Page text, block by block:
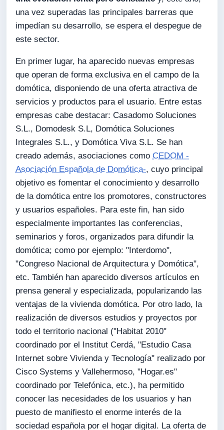
una vez superadas las principales barreras que
impedían su desarrollo, se espera el despegue de
este sector.
En primer lugar, ha aparecido nuevas empresas
que operan de forma exclusiva en el campo de la
domótica, disponiendo de una oferta atractiva de
servicios y productos para el usuario. Entre estas
empresas cabe destacar: Casadomo Soluciones
S.L., Domodesk S.L, Domótica Soluciones
Integrales S.L., y Domótica Viva S.L. Se han
creado además, asociaciones como CEDOM -
Asociación Española de Domótica-, cuyo principal
objetivo es fomentar el conocimiento y desarrollo
de la domótica entre los promotores, constructores
y usuarios españoles. Para este fin, han sido
especialmente importantes las conferencias,
seminarios y foros, organizados para difundir la
domótica; como por ejemplo: "Interdomo",
"Congreso Nacional de Arquitectura y Domótica",
etc. También han aparecido diversos artículos en
prensa general y especializada, popularizando las
ventajas de la vivienda domótica. Por otro lado, la
realización de diversos estudios y proyectos por
todo el territorio nacional ("Habitat 2010"
coordinado por el Institut Cerdá, "Estudio Casa
Internet sobre Vivienda y Tecnología" realizado por
Cisco Systems y Vallehermoso, "Hogar.es"
coordinado por Telefónica, etc.), ha permitido
conocer las necesidades de los usuarios y han
puesto de manifiesto el enorme interés de la
sociedad española por el hogar digital. La oferta de